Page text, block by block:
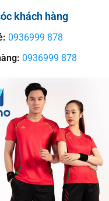
khách hàng
0936999 878
0936999 878